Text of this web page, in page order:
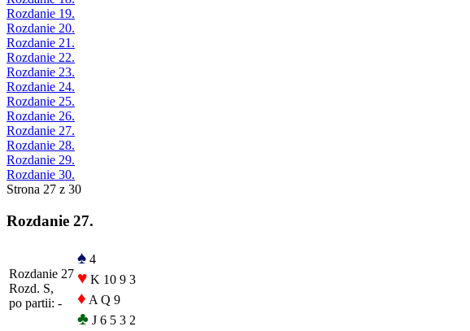
Rozdanie 19.
Rozdanie 20.
Rozdanie 21.
Rozdanie 22.
Rozdanie 23.
Rozdanie 24.
Rozdanie 25.
Rozdanie 26.
Rozdanie 27.
Rozdanie 28.
Rozdanie 29.
Rozdanie 30.
Strona 27 z 30
Rozdanie 27.
Rozdanie 27
Rozd. S,
po partii: -
♠ 4
♥ K 10 9 3
♦ A Q 9
♣ J 6 5 3 2